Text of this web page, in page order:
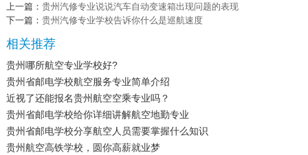
上一篇： 贵州汽修专业说说汽车自动变速箱出现问题的表现
下一篇： 贵州汽修专业学校告诉你什么是巡航速度
相关推荐
贵州哪所航空专业学校好?
贵州省邮电学校航空服务专业简单介绍
近视了还能报名贵州航空空乘专业吗？
贵州省邮电学校给你详细讲解航空地勤专业
贵州省邮电学校分享航空人员需要掌握什么知识
贵州航空高铁学校，圆你高薪就业梦